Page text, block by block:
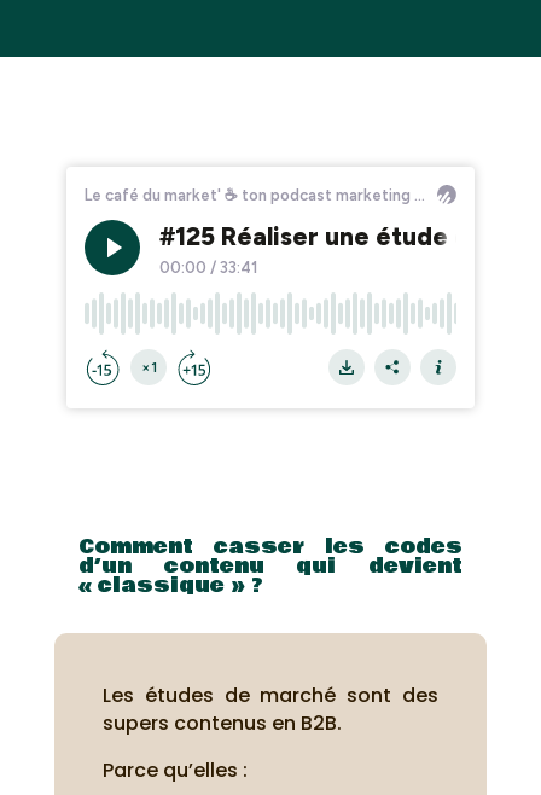
Comment casser les codes
d’un contenu qui devient
« classique » ?
Les études de marché sont des
supers contenus en B2B.
Parce qu’elles :